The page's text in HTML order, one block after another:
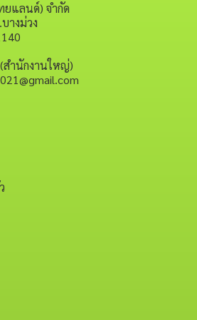
ยแลนด์) จำกัด
างม่วง
สำนักงานใหญ่)